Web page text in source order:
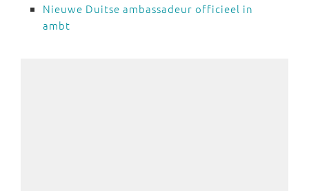
Nieuwe Duitse ambassadeur officieel in
ambt